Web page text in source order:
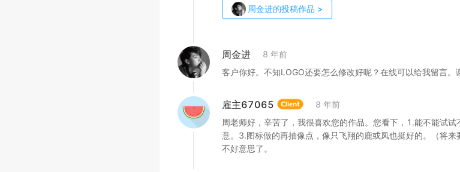
周金进的投稿作品 >
周金进
8 年前
客户你好。不知LOGO还要怎么修改好呢？在线可以给我留言。
雇主67065
8 年前
周老师好，辛苦了，我很喜欢您的作品。您看下，1.能不能试
意。3.图标做的再抽像点，像只飞翔的鹿或凤也挺好的。（将来
不好意思了。